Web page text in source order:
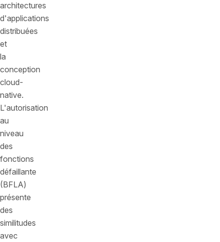
architectures
d'applications
distribuées
et
la
conception
cloud-
native.
L'autorisation
au
niveau
des
fonctions
défaillante
(BFLA)
présente
des
similitudes
avec